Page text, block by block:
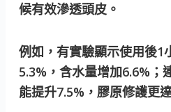
候有效滲透頭皮。
例如，有實驗顯示使用後1
5.3%，含水量增加6.6%；
能提升7.5%，膠原修護更